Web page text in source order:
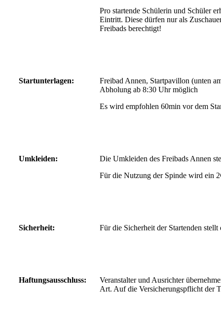
Pro startende Schülerin und Schüler
Eintritt. Diese dürfen nur als
Freibads berechtigt!
Startunterlagen:
Freibad Annen, Startpavillon (unten
Abholung ab 8:30 Uhr möglich
Es wird empfohlen 60min vor dem
Umkleiden:
Die Umkleiden des Freibads Annen
Für die Nutzung der Spinde wird ein
Sicherheit: Für die Sicherheit der Startenden
Haftungsausschluss:
Veranstalter und Ausrichter
Art. Auf die Versicherungspflicht der